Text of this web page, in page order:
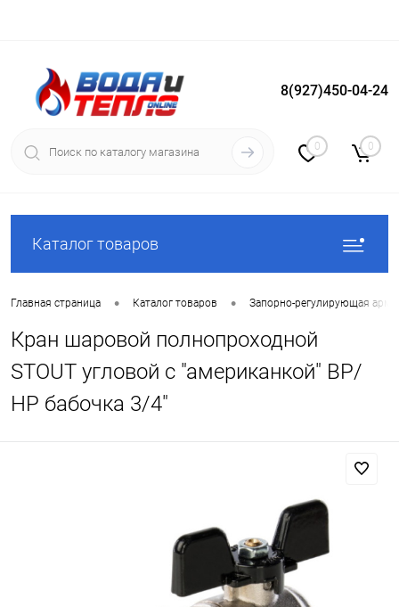
Вход Регистрация
8(927)450-04-24
0 0
Каталог товаров
Главная страница • Каталог товаров • Запорно-регулирующая
Кран шаровой полнопроходной
STOUT угловой с "американкой" ВР/
НР бабочка 3/4"